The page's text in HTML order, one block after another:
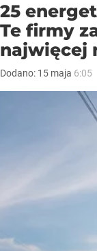
25
Te firmy
najwięcej
Dodano: 15 maja 6:05